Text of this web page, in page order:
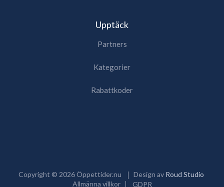
Upptäck
Partners
Kategorier
Rabattkoder
Copyright © 2026Öppettider.nu Design av Roud Studio
Allmänna villkor
GDPR